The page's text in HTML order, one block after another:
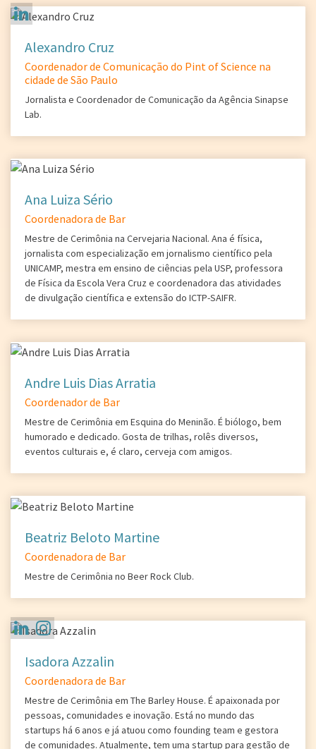
Alexandro Cruz
Coordenador de Comunicação do Pint of Science na
cidade de São Paulo
Jornalista e Coordenador de Comunicação da Agência Sinapse
Lab.
Ana Luiza Sério
Coordenadora de Bar
Mestre de Cerimônia na Cervejaria Nacional. Ana é física,
jornalista com especialização em jornalismo científico pela
UNICAMP, mestra em ensino de ciências pela USP, professora
de Física da Escola Vera Cruz e coordenadora das atividades
de divulgação científica e extensão do ICTP-SAIFR.
Andre Luis Dias Arratia
Coordenador de Bar
Mestre de Cerimônia em Esquina do Meninão. É biólogo, bem
humorado e dedicado. Gosta de trilhas, rolês diversos,
eventos culturais e, é claro, cerveja com amigos.
Beatriz Beloto Martine
Coordenadora de Bar
Mestre de Cerimônia no Beer Rock Club.
Isadora Azzalin
Coordenadora de Bar
Mestre de Cerimônia em The Barley House. É apaixonada por
pessoas, comunidades e inovação. Está no mundo das
startups há 6 anos e já atuou como founding team e gestora
de comunidades. Atualmente, tem uma startup para gestão de